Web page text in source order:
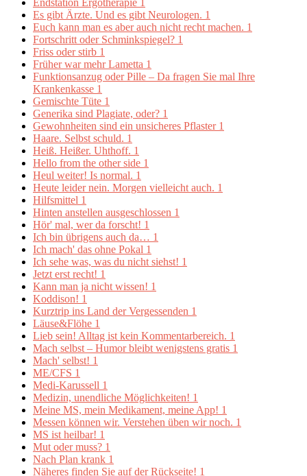
Endstation Ergotherapie 1
Es gibt Ärzte. Und es gibt Neurologen. 1
Euch kann man es aber auch nicht recht machen. 1
Fortschritt oder Schminkspiegel? 1
Friss oder stirb 1
Früher war mehr Lametta 1
Funktionsanzug oder Pille – Da fragen Sie mal Ihre
Krankenkasse 1
Gemischte Tüte 1
Generika sind Plagiate, oder? 1
Gewohnheiten sind ein unsicheres Pflaster 1
Haare. Selbst schuld. 1
Heiß. Heißer. Uhthoff. 1
Hello from the other side 1
Heul weiter! Is normal. 1
Heute leider nein. Morgen vielleicht auch. 1
Hilfsmittel 1
Hinten anstellen ausgeschlossen 1
Hör' mal, wer da forscht! 1
Ich bin übrigens auch da… 1
Ich mach' das ohne Pokal 1
Ich sehe was, was du nicht siehst! 1
Jetzt erst recht! 1
Kann man ja nicht wissen! 1
Koddison! 1
Kurztrip ins Land der Vergessenden 1
Läuse&Flöhe 1
Lieb sein! Alltag ist kein Kommentarbereich. 1
Mach selbst – Humor bleibt wenigstens gratis 1
Mach' selbst! 1
ME/CFS 1
Medi-Karussell 1
Medizin, unendliche Möglichkeiten! 1
Meine MS, mein Medikament, meine App! 1
Messen können wir. Verstehen üben wir noch. 1
MS ist heilbar! 1
Mut oder muss? 1
Nach Plan krank 1
Näheres finden Sie auf der Rückseite! 1